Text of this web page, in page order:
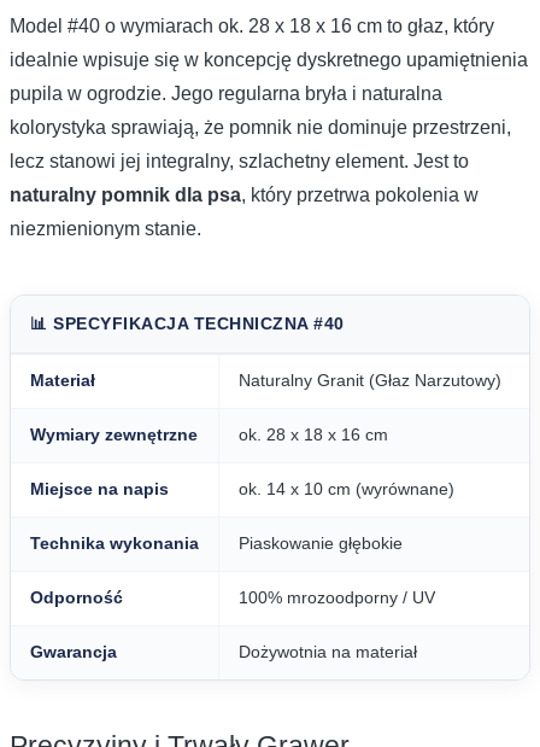
Model #40 o wymiarach ok. 28 x 18 x 16 cm to głaz, który
idealnie wpisuje się w koncepcję dyskretnego upamiętnienia
pupila w ogrodzie. Jego regularna bryła i naturalna
kolorystyka sprawiają, że pomnik nie dominuje przestrzeni,
lecz stanowi jej integralny, szlachetny element. Jest to
naturalny pomnik dla psa, który przetrwa pokolenia w
niezmienionym stanie.
📊 SPECYFIKACJA TECHNICZNA #40
Materiał Naturalny Granit (Głaz Narzutowy)
Wymiary zewnętrzne ok. 28 x 18 x 16 cm
Miejsce na napis ok. 14 x 10 cm (wyrównane)
Technika wykonania Piaskowanie głębokie
Odporność 100% mrozoodporny / UV
Gwarancja Dożywotnia na materiał